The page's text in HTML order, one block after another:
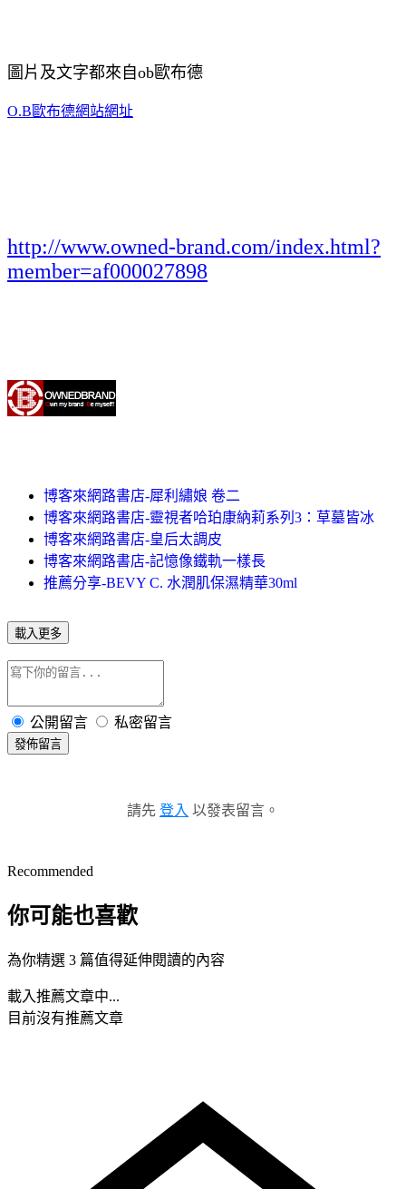
圖片及文字都來自ob歐布德
O.B歐布德網站網址
http://www.owned-brand.com/index.html?
member=af000027898
博客來網路書店-犀利繡娘 卷二
博客來網路書店-靈視者哈珀康納莉系列3：草墓皆冰
博客來網路書店-皇后太調皮
博客來網路書店-記憶像鐵軌一樣長
推薦分享-BEVY C. 水潤肌保濕精華30ml
載入更多
公開留言 私密留言
發佈留言
請先 登入 以發表留言。
Recommended
你可能也喜歡
為你精選 3 篇值得延伸閱讀的內容
載入推薦文章中...
目前沒有推薦文章